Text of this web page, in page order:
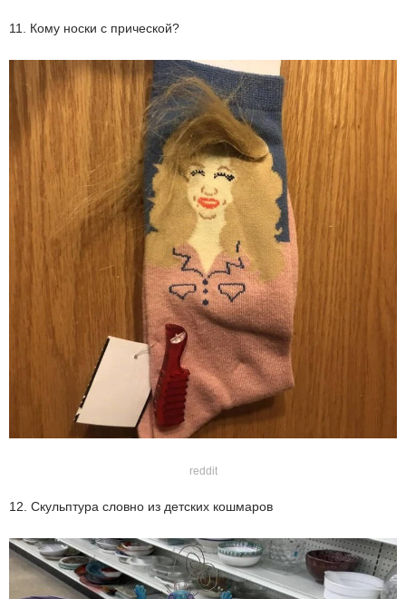
11. Кому носки с прической?
reddit
12. Скульптура словно из детских кошмаров